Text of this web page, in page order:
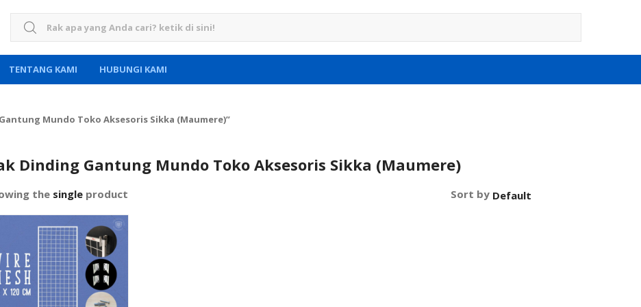
Search for:
TENTANG KAMI HUBUNGI KAMI
Mundo Toko Aksesoris Sikka (Maumere)”
Dinding Gantung Mundo Toko Aksesoris Sikka (Maumere)
the single product Sort by